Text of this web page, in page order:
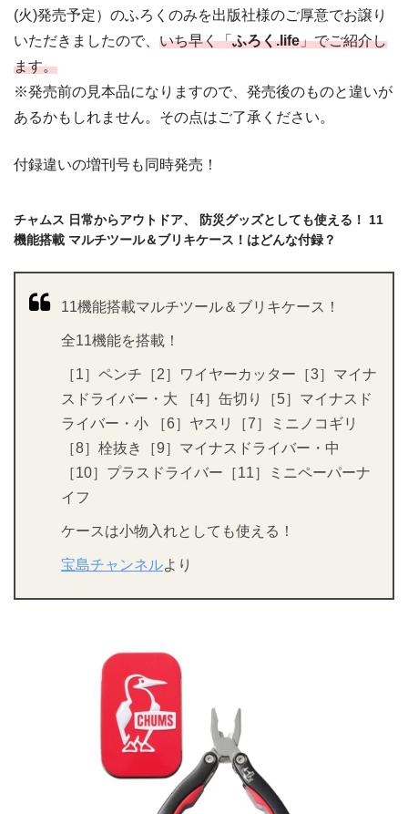
(火)発売予定）のふろくのみを出版社様のご厚意でお譲り
いただきましたので、 いち早く「ふろく.life」でご紹介し
ます。
※発売前の見本品になりますので、発売後のものと違いが
あるかもしれません。その点はご了承ください。
付録違いの増刊号も同時発売！
チャムス 日常からアウトドア、 防災グッズとしても使える！ 11
機能搭載 マルチツール＆ブリキケース！はどんな付録？
11機能搭載マルチツール＆ブリキケース！
全11機能を搭載！
［1］ペンチ［2］ワイヤーカッター［3］マイナ
スドライバー・大 ［4］缶切り［5］マイナスド
ライバー・小 ［6］ヤスリ［7］ミニノコギリ
［8］栓抜き［9］マイナスドライバー・中
［10］プラスドライバー［11］ミニペーパーナ
イフ
ケースは小物入れとしても使える！
宝島チャンネルより